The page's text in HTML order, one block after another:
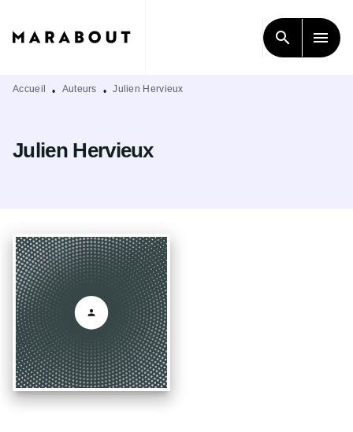
CONTENU
search menu
Accueil • Auteurs • Julien Hervieux
Julien Hervieux